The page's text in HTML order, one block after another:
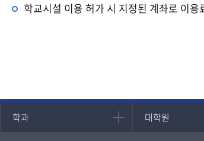
학교시설 이용 허가 시 지정된 계좌로 이
학과
인문과학대학 대학원
대학원